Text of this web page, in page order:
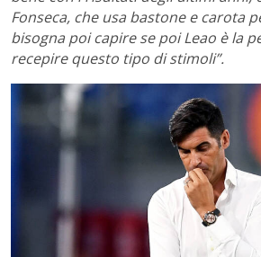
Fonseca, che usa bastone e carota
bisogna poi capire se poi Leao è la
recepire questo tipo di stimoli”.